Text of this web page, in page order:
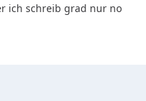
ich schreib grad nur no